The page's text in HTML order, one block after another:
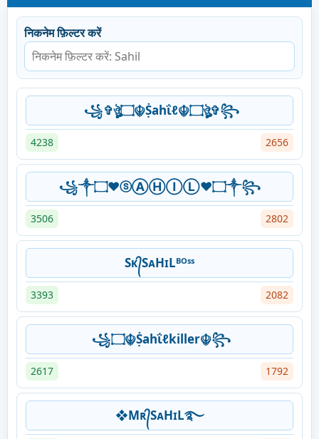
निकनेम फ़िल्टर करें
꧁✞ঔৣ۝☬Ṩahΐℓ☬۝ঔৣ✞꧂
4238 2656
꧁༒۝♥ⓢⒶⒽⒾⓁ♥۝༒꧂
3506 2802
Sᴋ᭄SᴀHɪLᴮᴼˢˢ
3393 2082
꧁۝☬Ṩahΐℓkiller☬꧂
2617 1792
❖Mʀ᭄SᴀHɪL࿐